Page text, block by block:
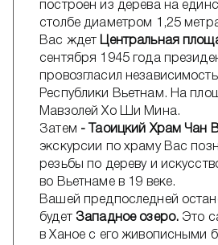
построен из дерева на
столбе диаметром 1,25
Вас ждет Центральная
сентября 1945 года
провозгласил
Республики Вьетнам. На
Мавзолей Хо Ши Мина.
Затем - Таоицкий Храм Чан
экскурсии по храму Вас
резьбы по дереву и
во Вьетнаме в 19 веке.
Вашей предпоследней
будетЗападное озеро. Это
в Ханое с его живописными